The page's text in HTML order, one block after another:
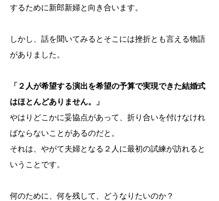
するために新郎新婦と向き合います。
しかし、話を聞いてみるとそこには挫折とも言える物語
がありました。
「２人が希望する演出を希望の予算で実現できた結婚式
はほとんどありません。」
やはりどこかに妥協点があって、折り合いを付けなけれ
ばならないことがあるのだと。
それは、やがて夫婦となる２人に最初の試練が訪れると
いうことです。
何のために、何を残して、どうなりたいのか？